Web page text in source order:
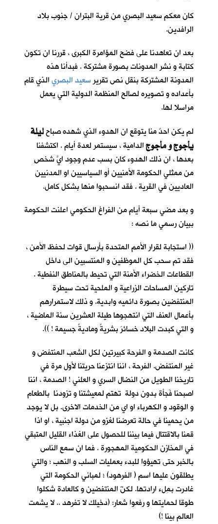
كان معكم سعيد البصري من قرية البتران / جنوب بلاد
الرافدين.
بعد ان تعاهدنا على فضح المؤامرة الكبرى ، قررنا ان تكون
كتابة و نشر المدونات بصورة مشتركة . فبدأنا هذه
المدونة المشتركة بنقل نص تقريرسعيد البصريالذي قام
بأعداده و تصويره لصالح المنظمة الدولية التي يعمل
مراسلا لها.
لم يكن احدٌ منا يتوقع ان الهدوء الذي شهده صباحليلة
يأجوج و مأجوجالدامية ، سيستمر لعدة أيام . اكتشفنا
بعدها ، ان ذلك الهدوء كان بسب عدم وجود ايَّ شخصٍ
من ممثلي الحكومة الأمنيين أو السياسيين او المدنيين
العاديين في القرية . فقد انسحبوا منها بشكل كامل.
و بعد مضي سبعة أيام من الفراغ الحكومي اعلنت الحكومة
ببيان رسمي ما نصه :
(( استجابة لقرار الأمم المتحدة بأرسال قوات لحفظ الأمن ،
فقد تم سحب كل الموظفين و المنتسبين الى داخل
القطاعات الخضراء الأمنة التي تحيط بالمناطق النفطية .
تاركين المساحات الزراعية و الملحية تحت سيطرة
المنتفضين بصورة دائميه وابدية. و ذلك لاستمرارهم
بأعمال العنف التي انتهجوها طيلة العشرين سنة الماضية ،
و التي كبدت البلاد خسائرَ بشريةً وماديةً جسيمة ! )).
كانت الصدمة و الفرحة كبيرتين لكل الشعب المنتفض و
غير المنتفض. الفرحة ، اننا انتزعنا حريتنا لأول مرة في
تاريخنا الطويل من النضال السري و العلني ! الصدمة ، اننا
اصبحنا فَجأة بدون دولة تهتم لمعيشتنا و تزودنا بالطعام
و الوقود و الكهرباء او اي من الخدمات الاخرى. بل لا يوجد
من يحمينا في حالة تعرضنا لغزو من دولة اجنبية ، او اذا
قمنا بالاقتتال فيما بيننا للحصول على الغذاء القليل المتبقي
في المخازن الحكومية المهجورة . فما ان سمع الناس
بالخبر حتى تهيؤوا للبدء بعمليات السلب و النهب ؛ والتي
يطلقون عليها اسم ( الفرهود) ؛ لمباني الحكومة التي
غادرت بمِلء ارادتها. لكنّ المنتفضين و كالعادة شكلوا
طوقا لحمايتها و رفعوا شعار: (دخيلك لا تفرهد .. لا يشمت
العالم بينا !)